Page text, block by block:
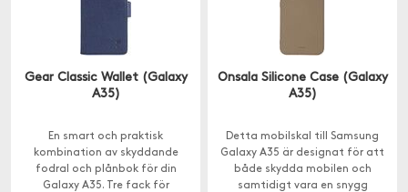
Gear Classic Wallet (Galaxy
A35)
En smart och praktisk
kombination av skyddande
fodral och plånbok för din
Galaxy A35. Tre fack för
Onsala Silicone Case (Galaxy
A35)
Detta mobilskal till Samsung
Galaxy A35 är designat för att
både skydda mobilen och
samtidigt vara en snygg